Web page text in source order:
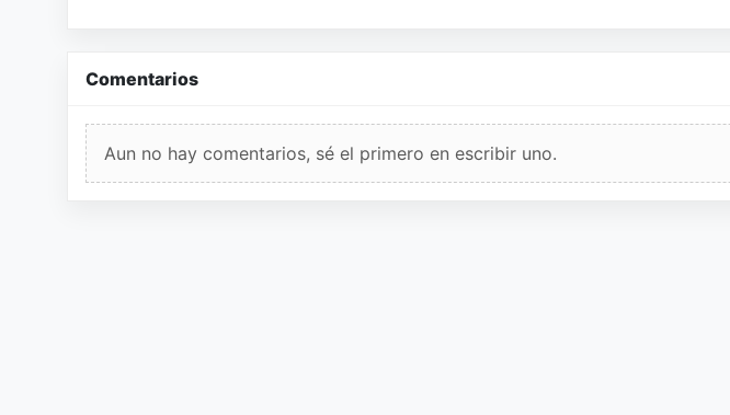
Comentarios
Aun no hay comentarios, sé el primero en escribir uno.